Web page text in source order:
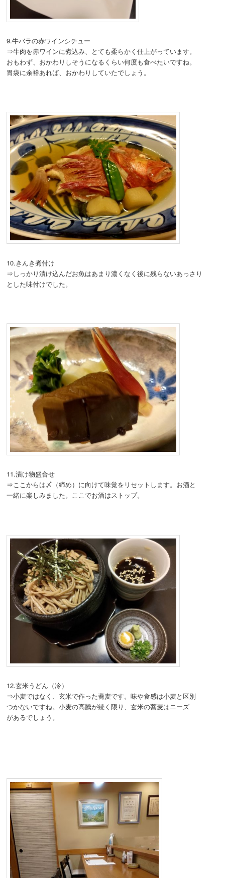
9.牛バラの赤ワインシチュー
⇒牛肉を赤ワインに煮込み、とても柔らかく仕上がっています。
おもわず、おかわりしそうになるくらい何度も食べたいですね。
胃袋に余裕あれば、おかわりしていたでしょう。
10.きんき煮付け
⇒しっかり漬け込んだお魚はあまり濃くなく後に残らないあっさり
とした味付けでした。
11.漬け物盛合せ
⇒ここからは〆（締め）に向けて味覚をリセットします。お酒と
一緒に楽しみました。ここでお酒はストップ。
12.玄米うどん（冷）
⇒小麦ではなく、玄米で作った蕎麦です。味や食感は小麦と区別
つかないですね。小麦の高騰が続く限り、玄米の蕎麦はニーズ
があるでしょう。